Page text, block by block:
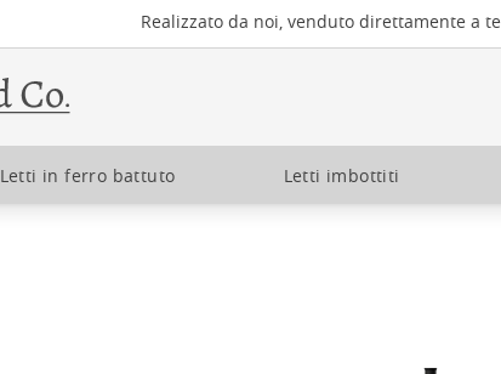
Realizzato da noi, venduto direttamente a te
Letti in ferro battuto Letti imbottiti